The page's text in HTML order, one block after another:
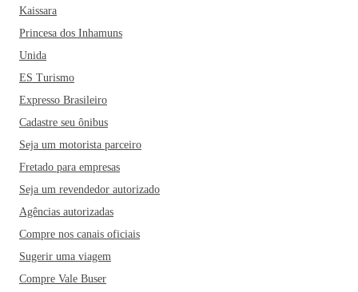
Kaissara
Princesa dos Inhamuns
Unida
ES Turismo
Expresso Brasileiro
Cadastre seu ônibus
Seja um motorista parceiro
Fretado para empresas
Seja um revendedor autorizado
Agências autorizadas
Compre nos canais oficiais
Sugerir uma viagem
Compre Vale Buser